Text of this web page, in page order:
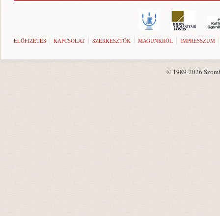
ELŐFIZETÉS KAPCSOLAT SZERKESZTŐK MAGUNKRÓL IMPRESSZUM
© 1989-2026